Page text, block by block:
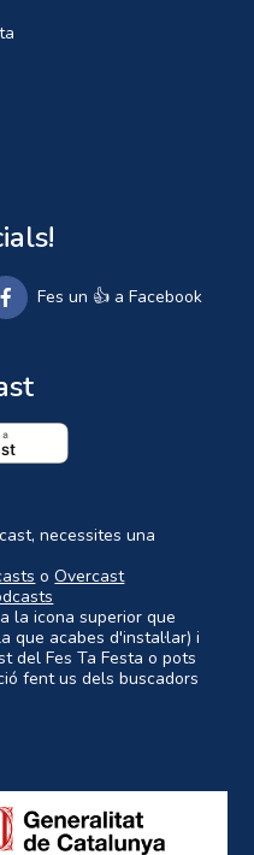
Fes un 👍 a Facebook
necessites una
oOvercast
la icona superior que
que acabes d'instal·lar) i
del Fes Ta Festa o pots
fent us dels buscadors